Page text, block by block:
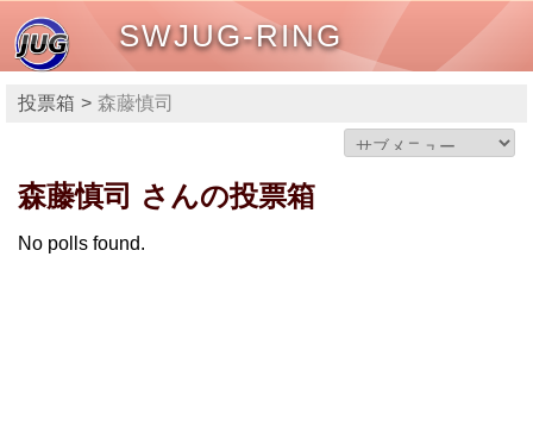
SWJUG-RING
投票箱 森藤慎司
森藤慎司 さんの投票箱
No polls found.